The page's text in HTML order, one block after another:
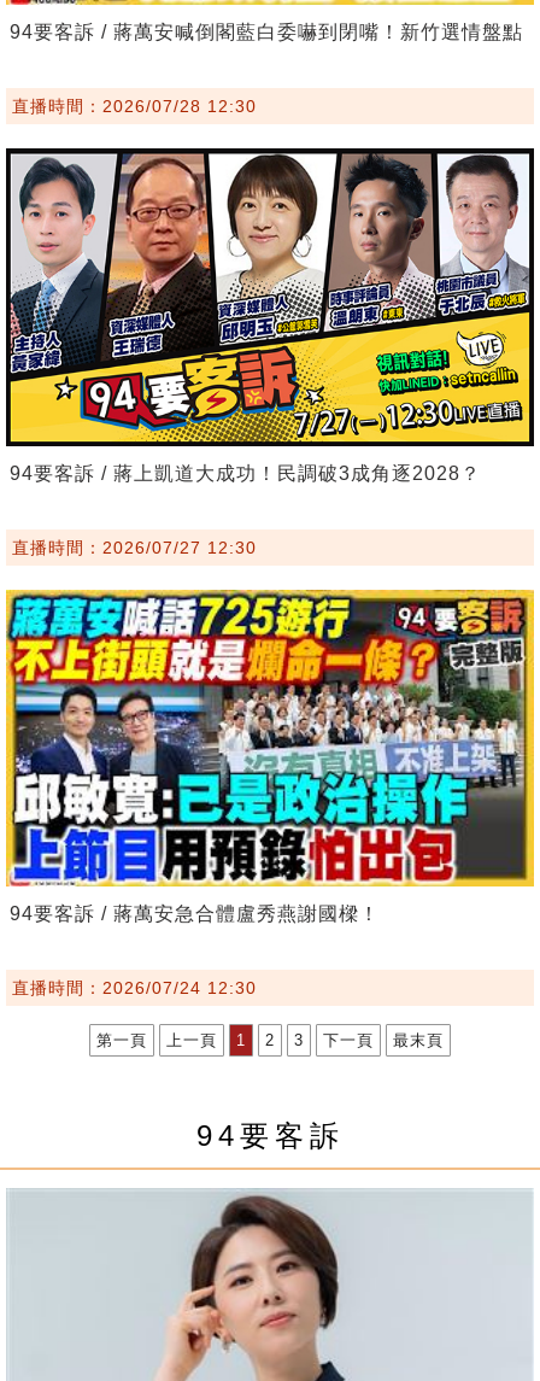
94要客訴 / 蔣萬安喊倒閣藍白委嚇到閉嘴！新竹選情盤點
直播時間：2026/07/28 12:30
94要客訴 / 蔣上凱道大成功！民調破3成角逐2028？
直播時間：2026/07/27 12:30
94要客訴 / 蔣萬安急合體盧秀燕謝國樑！
直播時間：2026/07/24 12:30
第一頁 上一頁 1 2 3 下一頁 最末頁
94要客訴